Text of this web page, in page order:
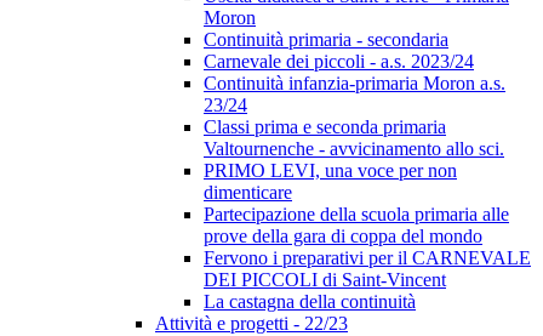
Moron
Continuità primaria - secondaria
Carnevale dei piccoli - a.s. 2023/24
Continuità infanzia-primaria Moron a.s.
23/24
Classi prima e seconda primaria
Valtournenche - avvicinamento allo sci.
PRIMO LEVI, una voce per non
dimenticare
Partecipazione della scuola primaria alle
prove della gara di coppa del mondo
Fervono i preparativi per il CARNEVALE
DEI PICCOLI di Saint-Vincent
La castagna della continuità
Attività e progetti - 22/23